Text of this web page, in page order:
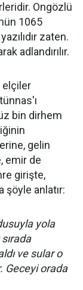
Ongözlü
1065
zaten.
adlandırılır.
elçiler
bin dirhem
gelin
emir de
girişte,
şöyle anlatır:
yola
ve sular o
Geceyi orada